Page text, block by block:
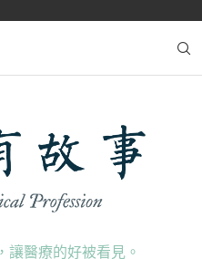
讓醫療的好被看見。